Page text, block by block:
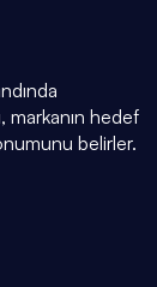
markanın hedef
belirler.